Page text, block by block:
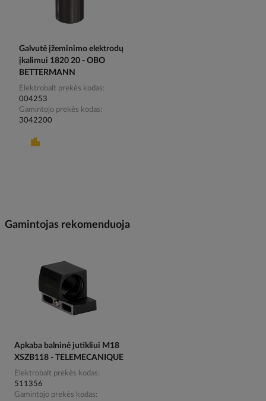
Galvutė įžeminimo elektrodų
įkalimui 1820 20 - OBO
BETTERMANN
Elektrobalt prekės kodas
004253
Gamintojo prekės kodas
3042200
Gamintojas rekomenduoja
Apkaba balninė jutikliui M18
XSZB118 - TELEMECANIQUE
Elektrobalt prekės kodas
511356
Gamintojo prekės kodas